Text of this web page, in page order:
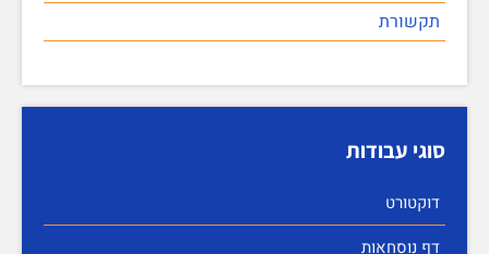
תקשורת
סוגי עבודות
דוקטורט
דף נוסחאות